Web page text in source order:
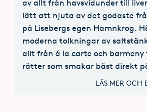
av allt från havsvidunder till
lätt att njuta av det godaste
på Lisebergs egen Hamnkrog.
moderna tolkningar av
allt från á la carte och barmeny
rätter som smakar bäst direkt
LÄS MER OCH